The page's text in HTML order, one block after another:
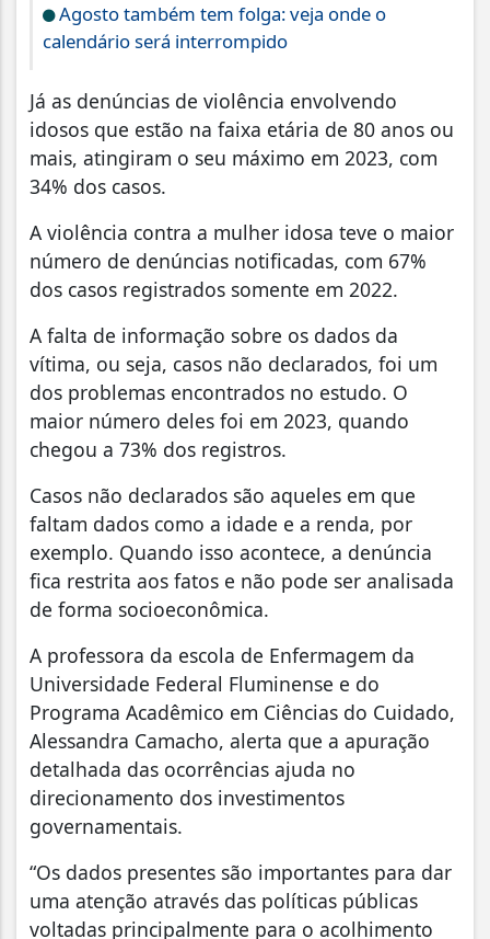
Agosto também tem folga: veja onde o
calendário será interrompido
Já as denúncias de violência envolvendo
idosos que estão na faixa etária de 80 anos ou
mais, atingiram o seu máximo em 2023, com
34% dos casos.
A violência contra a mulher idosa teve o maior
número de denúncias notificadas, com 67%
dos casos registrados somente em 2022.
A falta de informação sobre os dados da
vítima, ou seja, casos não declarados, foi um
dos problemas encontrados no estudo. O
maior número deles foi em 2023, quando
chegou a 73% dos registros.
Casos não declarados são aqueles em que
faltam dados como a idade e a renda, por
exemplo. Quando isso acontece, a denúncia
fica restrita aos fatos e não pode ser analisada
de forma socioeconômica.
A professora da escola de Enfermagem da
Universidade Federal Fluminense e do
Programa Acadêmico em Ciências do Cuidado,
Alessandra Camacho, alerta que a apuração
detalhada das ocorrências ajuda no
direcionamento dos investimentos
governamentais.
“Os dados presentes são importantes para dar
uma atenção através das políticas públicas
voltadas principalmente para o acolhimento